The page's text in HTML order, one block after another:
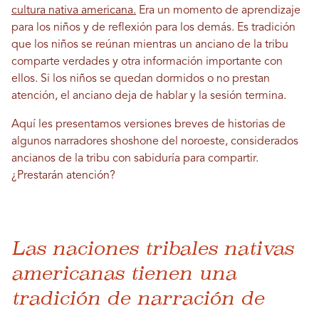
cultura nativa americana. Era un momento de aprendizaje
para los niños y de reflexión para los demás. Es tradición
que los niños se reúnan mientras un anciano de la tribu
comparte verdades y otra información importante con
ellos. Si los niños se quedan dormidos o no prestan
atención, el anciano deja de hablar y la sesión termina.
Aquí les presentamos versiones breves de historias de
algunos narradores shoshone del noroeste, considerados
ancianos de la tribu con sabiduría para compartir.
¿Prestarán atención?
Las naciones tribales nativas
americanas tienen una
tradición de narración de